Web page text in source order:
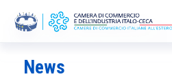
La Camera
News